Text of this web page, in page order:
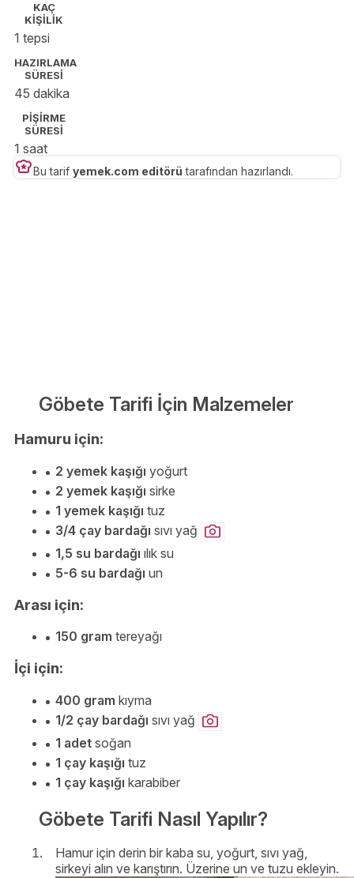
KAÇ
KİŞİLİK
1 tepsi
HAZIRLAMA
SÜRESİ
45 dakika
PİŞİRME
SÜRESİ
1 saat
Bu tarif yemek.com editörü tarafından hazırlandı.
Göbete Tarifi İçin Malzemeler
Hamuru için:
2 yemek kaşığı yoğurt
2 yemek kaşığı sirke
1 yemek kaşığı tuz
3/4 çay bardağı sıvı yağ
1,5 su bardağı ılık su
5-6 su bardağı un
Arası için:
150 gram tereyağı
İçi için:
400 gram kıyma
1/2 çay bardağı sıvı yağ
1 adet soğan
1 çay kaşığı tuz
1 çay kaşığı karabiber
Göbete Tarifi Nasıl Yapılır?
Hamur için derin bir kaba su, yoğurt, sıvı yağ,
sirkeyi alın ve karıştırın. Üzerine un ve tuzu ekleyin.